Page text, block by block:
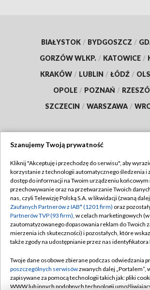
BIAŁYSTOK / BYDGOSZCZ /
GORZÓW WLKP. / KATOWICE /
KRAKÓW / LUBLIN / ŁÓDŹ /
OPOLE / POZNAŃ /
SZCZECIN / WARSZAWA /
TVP
Abonament TVP
Emisja w TVP
Centrum informacji TVP
Naziemna Telewizja Cyfrowa
Rada Programowa
System NOS
Regulamin TVP
Polityka prywatności
Moje zgody
Pomoc
Kontakt
Szanujemy Twoją prywatność
Kliknij "Akceptuję i przechodzę do serwisu", aby
korzystanie z technologii automatycznego śledzenia i
dostęp do informacji na Twoim urządzeniu końcowym
przechowywanie oraz na przetwarzanie Twoich
nas, czyli Telewizję Polską S.A. w likwidacji (zwaną
Zaufanych Partnerów z IAB* (1201 firm) oraz
Partnerów TVP (93 firm), w celach marketingowych
zautomatyzowanego dopasowania reklam do Twoich
mierzenia ich skuteczności) i pozostałych, które
także zgody na udostępnianie przez nas identyfikatora
Twoje dane osobowe zbierane podczas odwiedzania
poszczególnych serwisówzwanych dalej „Portalem”,
zapisywane za pomocą technologii takich jak: pliki
WWW lub innych podobnych technologii